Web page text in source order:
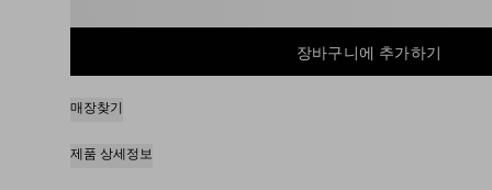
장바구니에 추가하기
매장찾기
제품 상세정보